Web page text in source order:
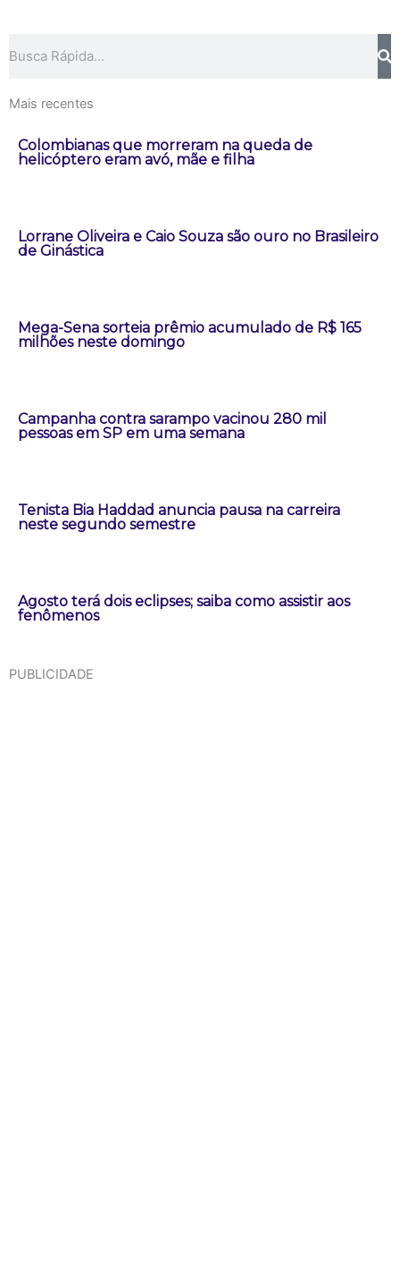
Mais recentes
Colombianas que morreram na queda de
helicóptero eram avó, mãe e filha
Lorrane Oliveira e Caio Souza são ouro no Brasileiro
de Ginástica
Mega-Sena sorteia prêmio acumulado de R$ 165
milhões neste domingo
Campanha contra sarampo vacinou 280 mil
pessoas em SP em uma semana
Tenista Bia Haddad anuncia pausa na carreira
neste segundo semestre
Agosto terá dois eclipses; saiba como assistir aos
fenômenos
PUBLICIDADE